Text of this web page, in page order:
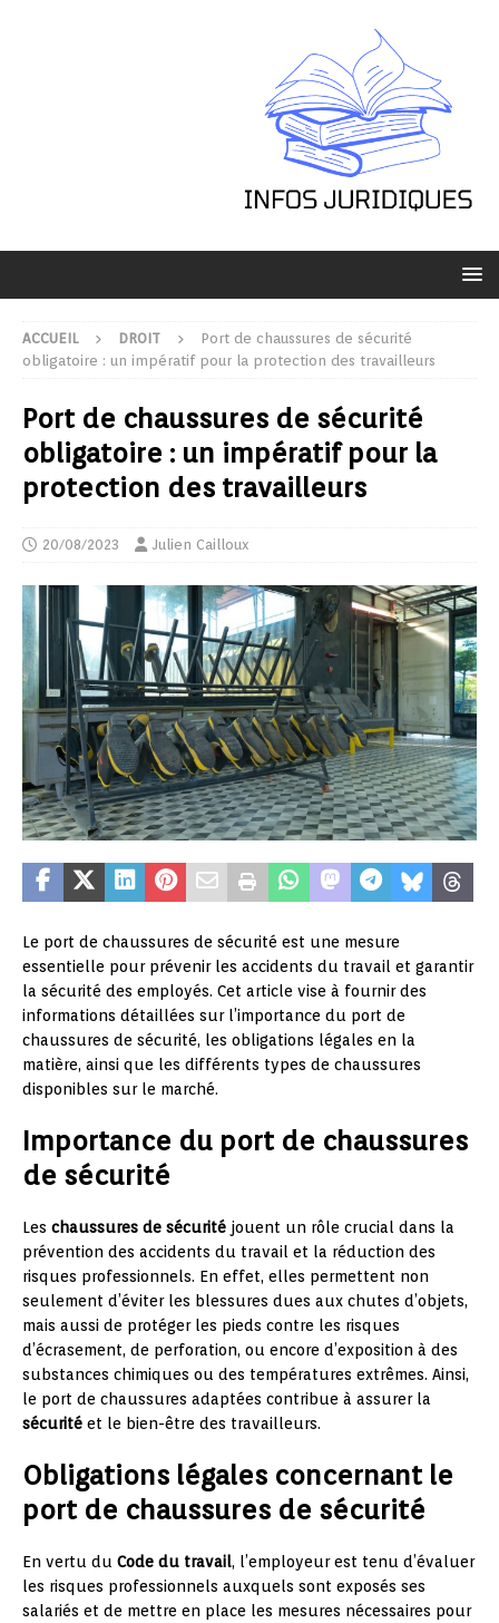
ACCUEIL DROIT
Port de chaussures de sécurité
obligatoire : un impératif pour la protection des travailleurs
Port de chaussures de sécurité
obligatoire : un impératif pour la
protection des travailleurs
20/08/2023 Julien Cailloux
Le port de chaussures de sécurité est une mesure
essentielle pour prévenir les accidents du travail et garantir
la sécurité des employés. Cet article vise à fournir des
informations détaillées sur l’importance du port de
chaussures de sécurité, les obligations légales en la
matière, ainsi que les différents types de chaussures
disponibles sur le marché.
Importance du port de chaussures
de sécurité
Les chaussures de sécurité jouent un rôle crucial dans la
prévention des accidents du travail et la réduction des
risques professionnels. En effet, elles permettent non
seulement d’éviter les blessures dues aux chutes d’objets,
mais aussi de protéger les pieds contre les risques
d’écrasement, de perforation, ou encore d’exposition à des
substances chimiques ou des températures extrêmes. Ainsi,
le port de chaussures adaptées contribue à assurer la
sécurité et le bien-être des travailleurs.
Obligations légales concernant le
port de chaussures de sécurité
En vertu du Code du travail, l’employeur est tenu d’évaluer
les risques professionnels auxquels sont exposés ses
salariés et de mettre en place les mesures nécessaires pour